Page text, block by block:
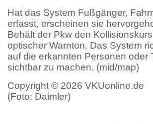
Hat das System Fußgänger,
erfasst, erscheinen sie
Behält der Pkw den
optischer Warnton. Das System
auf die erkannten Personen oder
sichtbar zu machen. (mid/map)
Copyright © 2026 VKUonline.de
(Foto: Daimler)